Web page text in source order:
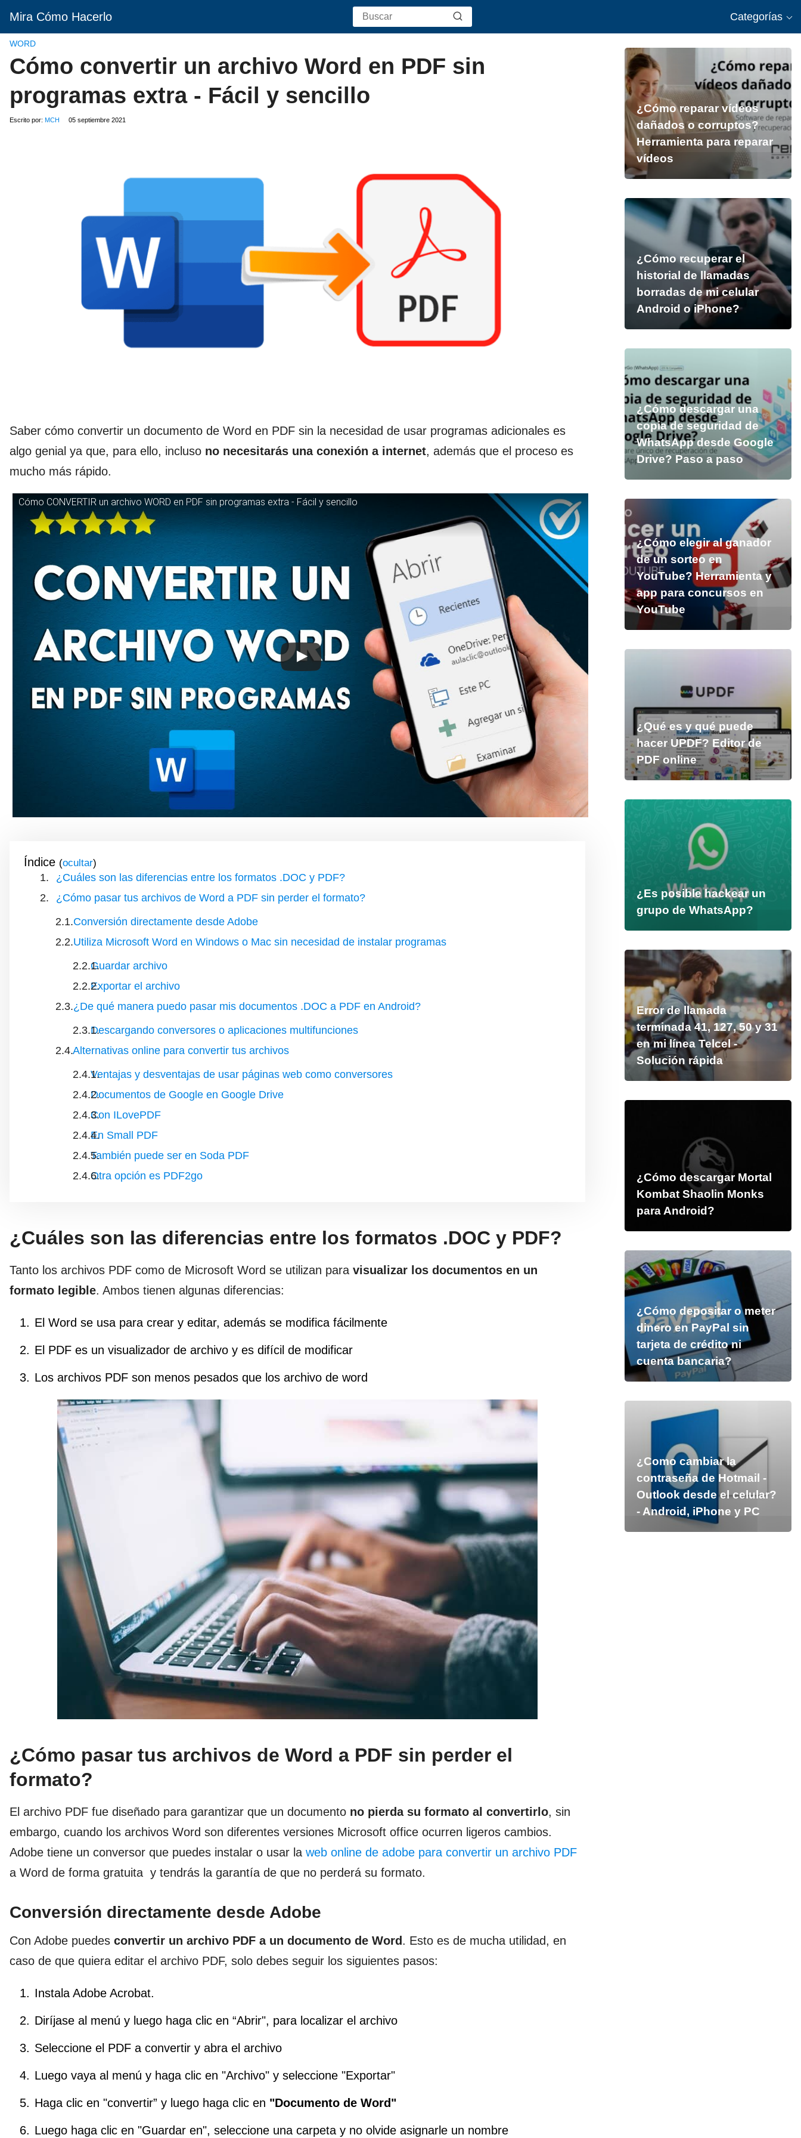
Mira Cómo Hacerlo Categorías
WORD
Cómo convertir un archivo Word en PDF sin
programas extra - Fácil y sencillo
Escrito por: MCH 05 septiembre 2021
Saber cómo convertir un documento de Word en PDF sin la necesidad de usar programas adicionales es
algo genial ya que, para ello, incluso no necesitarás una conexión a internet, además que el proceso es
mucho más rápido.
Cómo CONVERTIR un archivo WORD en PDF sin programas extra - Fácil y sencillo
Índice ( )
¿Cuáles son las diferencias entre los formatos .DOC y PDF?
¿Cómo pasar tus archivos de Word a PDF sin perder el formato?
Conversión directamente desde Adobe
Utiliza Microsoft Word en Windows o Mac sin necesidad de instalar programas
Guardar archivo
Exportar el archivo
¿De qué manera puedo pasar mis documentos .DOC a PDF en Android?
Descargando conversores o aplicaciones multifunciones
Alternativas online para convertir tus archivos
Ventajas y desventajas de usar páginas web como conversores
Documentos de Google en Google Drive
Con ILovePDF
En Small PDF
También puede ser en Soda PDF
Otra opción es PDF2go
¿Cuáles son las diferencias entre los formatos .DOC y PDF?
Tanto los archivos PDF como de Microsoft Word se utilizan para visualizar los documentos en un
formato legible. Ambos tienen algunas diferencias:
El Word se usa para crear y editar, además se modifica fácilmente
El PDF es un visualizador de archivo y es difícil de modificar
Los archivos PDF son menos pesados que los archivo de word
¿Cómo pasar tus archivos de Word a PDF sin perder el
formato?
El archivo PDF fue diseñado para garantizar que un documento no pierda su formato al convertirlo, sin
embargo, cuando los archivos Word son diferentes versiones Microsoft office ocurren ligeros cambios.
Adobe tiene un conversor que puedes instalar o usar la web online de adobe para convertir un archivo PDF
a Word de forma gratuita y tendrás la garantía de que no perderá su formato.
Conversión directamente desde Adobe
Con Adobe puedes convertir un archivo PDF a un documento de Word . Esto es de mucha utilidad, en
caso de que quiera editar el archivo PDF, solo debes seguir los siguientes pasos:
Instala Adobe Acrobat.
Diríjase al menú y luego haga clic en “Abrir", para localizar el archivo
Seleccione el PDF a convertir y abra el archivo
Luego vaya al menú y haga clic en "Archivo" y seleccione "Exportar"
Haga clic en "convertir” y luego haga clic en "Documento de Word"
Luego haga clic en "Guardar en", seleccione una carpeta y no olvide asignarle un nombre
¿Cómo reparar vídeos
dañados o corruptos?
Herramienta para reparar
vídeos
¿Cómo recuperar el
historial de llamadas
borradas de mi celular
Android o iPhone?
¿Cómo descargar una
copia de seguridad de
WhatsApp desde Google
Drive? Paso a paso
¿Cómo elegir al ganador
de un sorteo en
YouTube? Herramienta y
app para concursos en
YouTube
¿Qué es y qué puede
hacer UPDF? Editor de
PDF online
¿Es posible hackear un
grupo de WhatsApp?
Error de llamada
terminada 41, 127, 50 y 31
en mi línea Telcel -
Solución rápida
¿Cómo descargar Mortal
Kombat Shaolin Monks
para Android?
¿Cómo depositar o meter
dinero en PayPal sin
tarjeta de crédito ni
cuenta bancaria?
¿Como cambiar la
contraseña de Hotmail -
Outlook desde el celular?
- Android, iPhone y PC